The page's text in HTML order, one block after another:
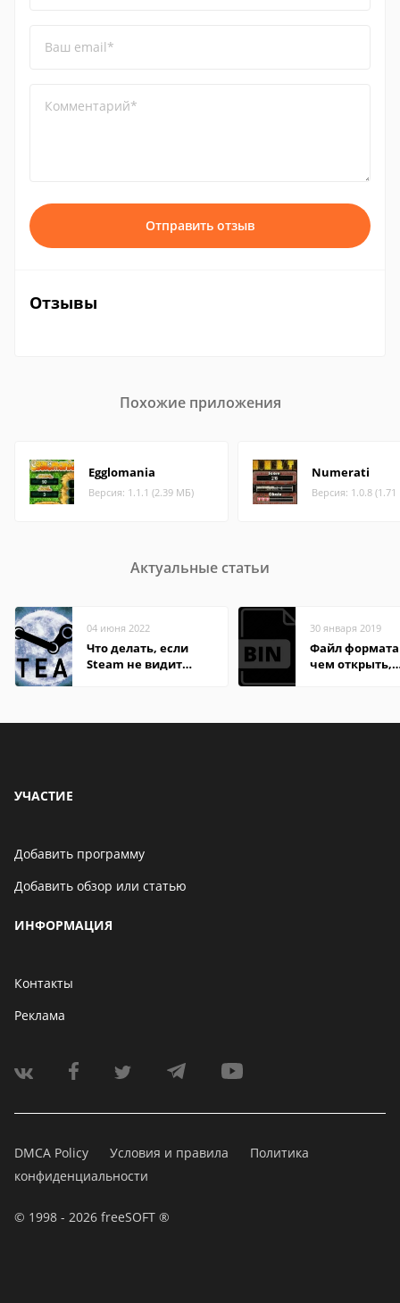
Ваш email*
Комментарий*
Отправить отзыв
Отзывы
Похожие приложения
Egglomania
Версия: 1.1.1 (2.39 МБ)
Numerati
Версия: 1.0.8
Актуальные статьи
04 июня 2022
Что делать, если
Steam не видит
30 января 2019
Файл формата
чем открыть,
УЧАСТИЕ
Добавить программу
Добавить обзор или статью
ИНФОРМАЦИЯ
Контакты
Реклама
DMCA Policy Условия и правила
Политика
конфиденциальности
© 1998 - 2026 freeSOFT ®